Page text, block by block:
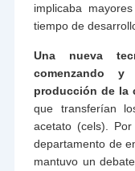
implicaba
tiempo de
Una nueva
comenzando
producción de la
que transferían
acetato (cels).
departamento de
mantuvo un